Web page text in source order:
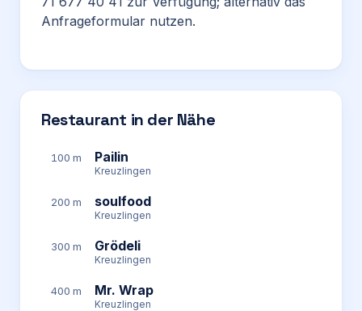
Anfrageformular nutzen.
Restaurant in der Nähe
100 m Pailin
Kreuzlingen
200 m soulfood
Kreuzlingen
300 m Grödeli
Kreuzlingen
400 m Mr. Wrap
Kreuzlingen